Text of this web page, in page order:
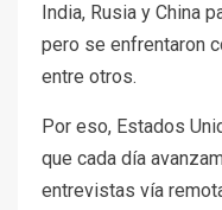
India, Rusia y China
pero se enfrentaron
entre otros.
Por eso, Estados
que cada día
entrevistas vía